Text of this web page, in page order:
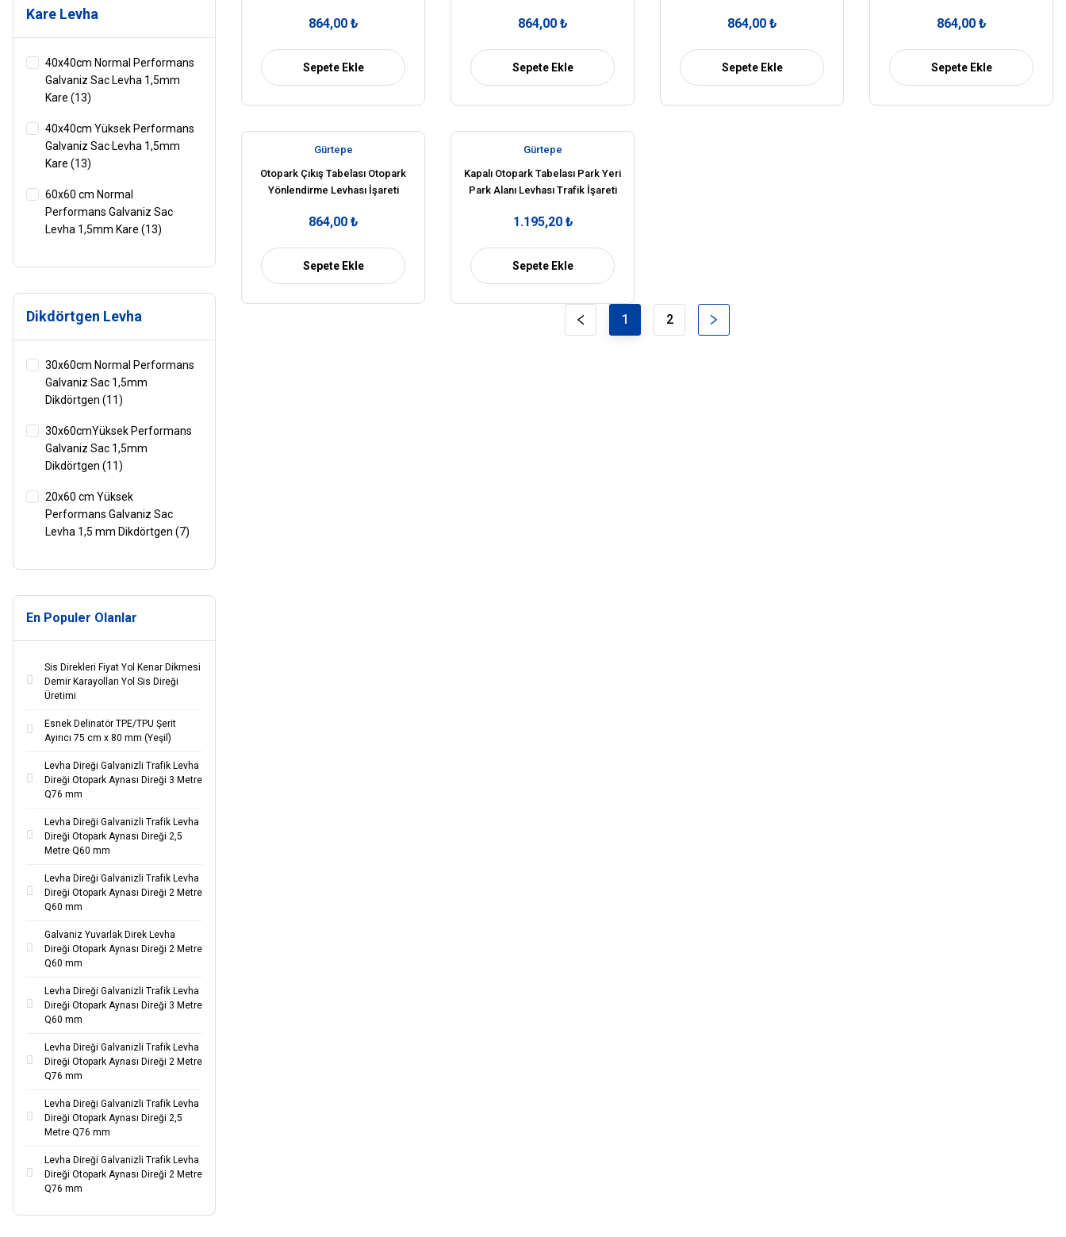
Kare Levha
40x40cm Normal Performans
Galvaniz Sac Levha 1,5mm
Kare (13)
40x40cm Yüksek Performans
Galvaniz Sac Levha 1,5mm
Kare (13)
60x60 cm Normal
Performans Galvaniz Sac
Levha 1,5mm Kare (13)
Kare (13)
Dikdörtgen Levha
30x60cm Normal Performans
Galvaniz Sac 1,5mm
Dikdörtgen (11)
30x60cmYüksek Performans
Galvaniz Sac 1,5mm
Dikdörtgen (11)
20x60 cm Yüksek
Performans Galvaniz Sac
Levha 1,5 mm Dikdörtgen (7)
Levha 1,5 mm Dikdörtgen (6)
20x60cm Normal Performans
Dikdörtgen (2)
20x60cm Yüksek Performans
Dikdörtgen (1)
50x200cm Normal
Performans Galvaniz Sac
1,5mm Dikdörtgen (1)
50x75 cm Normal
Performans Galvaniz Sac
En Populer Olanlar
Sis Direkleri Fiyat Yol Kenar Dikmesi
Demir Karayolları Yol Sis Direği
Üretimi
Esnek Delinatör TPE/TPU Şerit
Ayırıcı 75 cm x 80 mm (Yeşil)
Levha Direği Galvanizli Trafik Levha
Direği Otopark Aynası Direği 3 Metre
Q76 mm
Levha Direği Galvanizli Trafik Levha
Direği Otopark Aynası Direği 2,5
Metre Q60 mm
Levha Direği Galvanizli Trafik Levha
Direği Otopark Aynası Direği 2 Metre
Q60 mm
Galvaniz Yuvarlak Direk Levha
Direği Otopark Aynası Direği 2 Metre
Q60 mm
Levha Direği Galvanizli Trafik Levha
Direği Otopark Aynası Direği 3 Metre
Q60 mm
Levha Direği Galvanizli Trafik Levha
Direği Otopark Aynası Direği 2 Metre
Q76 mm
Levha Direği Galvanizli Trafik Levha
Direği Otopark Aynası Direği 2,5
Metre Q76 mm
Levha Direği Galvanizli Trafik Levha
Direği Otopark Aynası Direği 2 Metre
Q76 mm
864,00 ₺
Sepete Ekle
864,00 ₺
Sepete Ekle
864,00 ₺
Sepete Ekle
864,00 ₺
Sepete Ekle
Gürtepe
Otopark Çıkış Tabelası Otopark
Yönlendirme Levhası İşareti
864,00 ₺
Sepete Ekle
Gürtepe
Kapalı Otopark Tabelası Park Yeri
Park Alanı Levhası Trafik İşareti
1.195,20 ₺
Sepete Ekle
1 2